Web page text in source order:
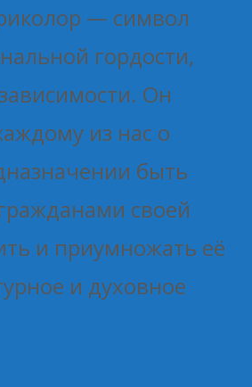
— символ
гордости,
Он
из нас о
быть
своей
и приумножать её
и духовное